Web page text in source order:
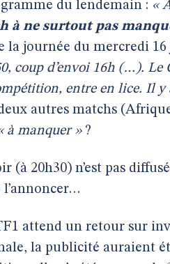
du lendemain : «
à ne surtout pas
la journée du mercredi 16
coup d’envoi 16h (…). Le
entre en lice. Il y
autres matchs
à manquer »?
(à 20h30) n’est pas
attend un retour sur
la publicité auraient